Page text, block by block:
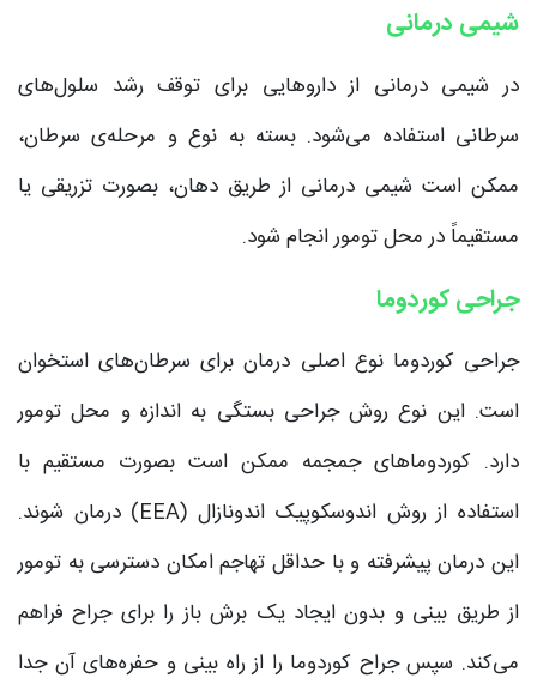
شیمی درمانی
در شیمی درمانی از داروهایی برای توقف رشد سلول‌های
سرطانی استفاده می‌شود. بسته به نوع و مرحله‌ی سرطان،
ممکن است شیمی درمانی از طریق دهان، بصورت تزریقی یا
مستقیماً در محل تومور انجام شود.
جراحی کوردوما
جراحی کوردوما نوع اصلی درمان برای سرطان‌های استخوان
است. این نوع روش جراحی بستگی به اندازه و محل تومور
دارد. کوردوماهای جمجمه ممکن است بصورت مستقیم با
استفاده از روش اندوسکوپیک اندونازال (EEA) درمان شوند.
این درمان پیشرفته و با حداقل تهاجم امکان دسترسی به تومور
از طریق بینی و بدون ایجاد یک برش باز را برای جراح فراهم
می‌کند. سپس جراح کوردوما را از راه بینی و حفره‌های آن جدا